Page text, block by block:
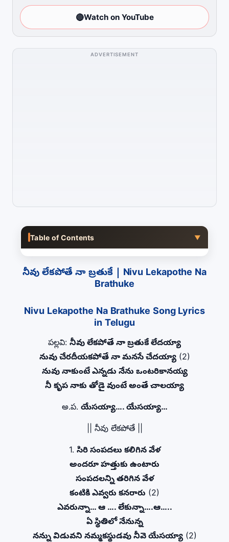
🔴Watch on YouTube
ADVERTISEMENT
Table of Contents ▼
నీవు లేకపోతే నా బ్రతుకే | Nivu Lekapothe Na
Brathuke
Nivu Lekapothe Na Brathuke Song Lyrics
in Telugu
పల్లవి: నీవు లేకపోతే నా బ్రతుకే లేదయ్యా
నువు చేరదీయకపోతే నా మనసే చేదయ్యా(2)
నువు నాకుంటే ఎన్నడు నేను ఒంటరికానయ్య
నీ కృప నాకు తోడై వుంటే అంతే చాలయ్యా
అ.ప. యేసయ్యా…. యేసయ్యా…
|| నీవు లేకపోతే ||
1. సిరి సంపదలు కలిగిన వేళ
అందరూ హత్తుకు ఉంటారు
సంపదలన్ని తరిగిన వేళ
కంటికి ఎవ్వరు కనరారు (2)
ఎవరున్నా… ఆ …. లేకున్నా….ఆ…..
ఏ స్థితిలో నేనున్న
నన్ను విడువని నమ్మకస్థుడవు నీవె యేసయ్యా(2)